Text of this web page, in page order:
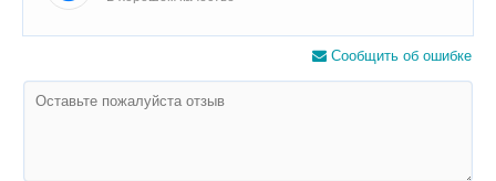
Сообщить об ошибке